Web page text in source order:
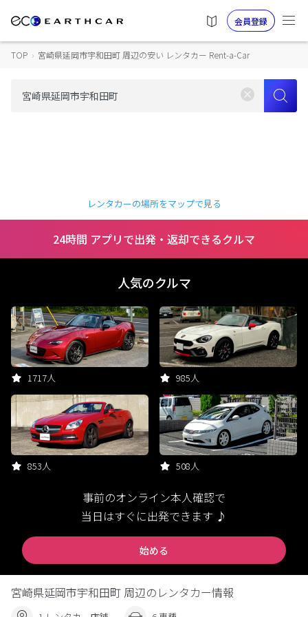
会員登録
TOP › 宮崎県延岡市宇和田町 周辺の安い レンタカー Rent-a-Car
レンタカーの場所をマップで見る
24時間 アプリで出発・返却できるクルマ
人気のクルマ
1717人 985人
853人 508人
事前のオンライン本人確認で
当日はすぐに出発できます ♪
始める
宮崎県延岡市宇和田町 周辺のレンタカー情報